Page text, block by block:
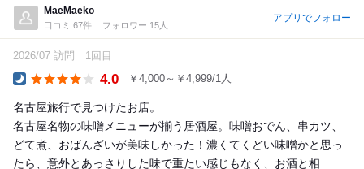
MaeMaeko
口コミ 67件 フォロワー 15人
アプリでフォロー
2026/07 訪問 1回目
4.0 ￥4,000～￥4,999/1人
名古屋旅行で見つけたお店。
名古屋名物の味噌メニューが揃う居酒屋。味噌おでん、串カツ、
どて煮、おばんざいが美味しかった！濃くてくどい味噌かと思っ
たら、意外とあっさりした味で重たい感じもなく、お酒と相...